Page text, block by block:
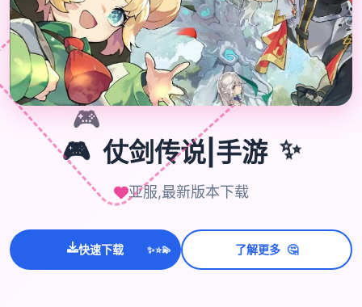
🎮
🎮 仗剑传说|手游 ✨
亚服,最新版本下载
快速下载 ✨
⭐
💫 了解更多 🤔